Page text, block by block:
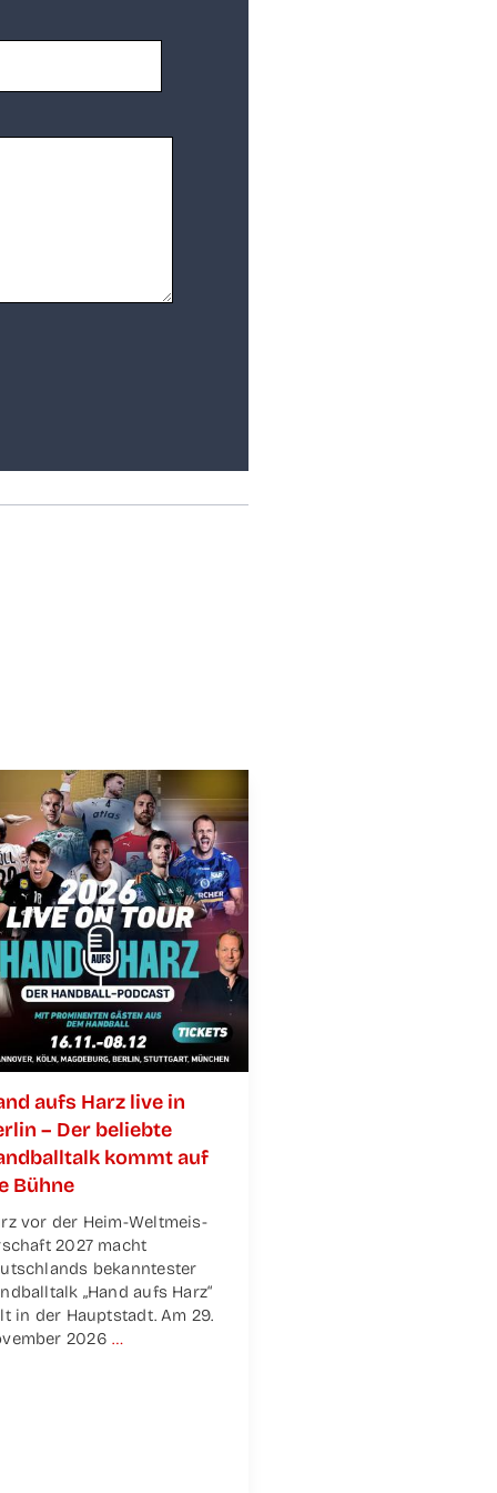
aufs Harz live in
– Der belieb­te
kommt auf
Bühne
vor der Heim-Wel­t­­meis­­
2027 macht
bekann­tes­ter
„Hand aufs Harz“
in der Haupt­stadt. Am 29.
2026 …